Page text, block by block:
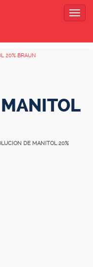
20% BRAUN
DE MANITOL 20%